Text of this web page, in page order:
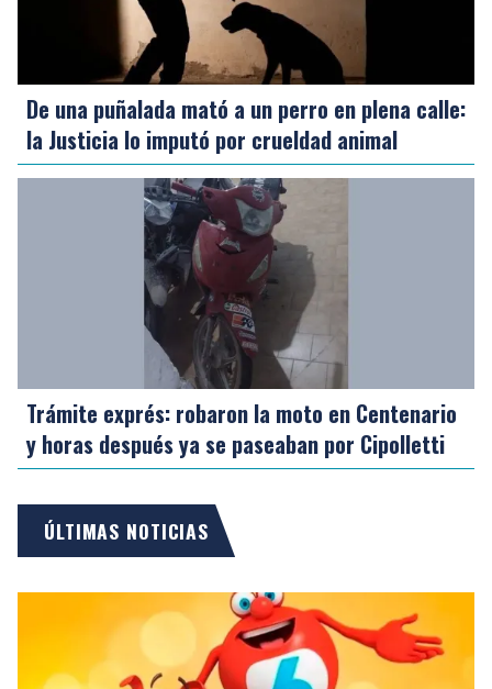
De una puñalada mató a un perro en plena calle:
la Justicia lo imputó por crueldad animal
Trámite exprés: robaron la moto en Centenario
y horas después ya se paseaban por Cipolletti
ÚLTIMAS NOTICIAS